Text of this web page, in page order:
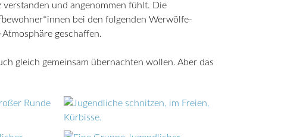
verstanden und angenommen fühlt. Die
bei den folgenden Werwölfe-
geschaffen.
gleich gemeinsam übernachten wollen. Aber das